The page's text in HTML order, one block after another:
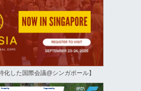
化した国際会議@シンガポール】